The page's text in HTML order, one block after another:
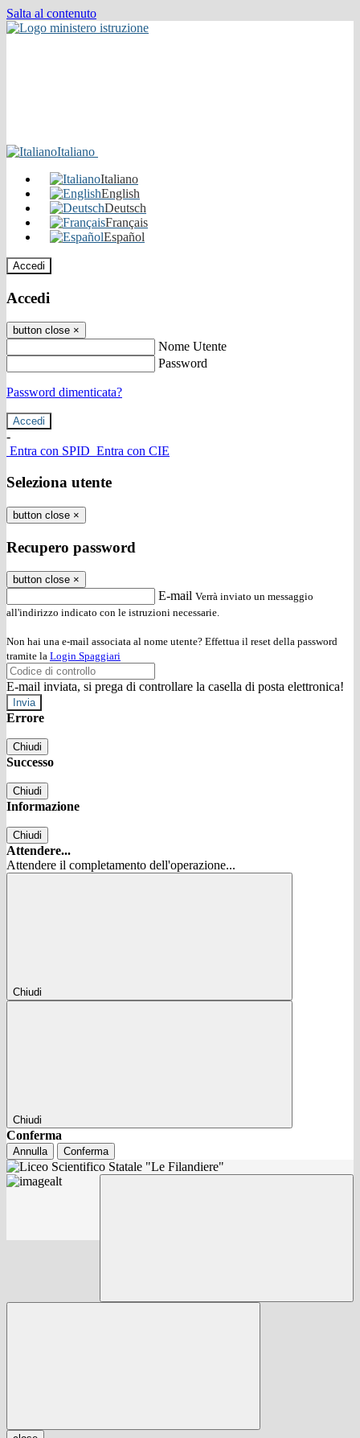
Salta al contenuto
Italiano
Italiano
English
Deutsch
Français
Español
Accedi
Accedi
button close ×
Nome Utente
Password
Password dimenticata?
-
Entra con SPID Entra con CIE
Seleziona utente
button close ×
Recupero password
button close ×
E-mail Verrà inviato un messaggio
all'indirizzo indicato con le istruzioni necessarie.
Non hai una e-mail associata al nome utente? Effettua il reset della password
tramite la Login Spaggiari
E-mail inviata, si prega di controllare la casella di posta elettronica!
Errore
Chiudi
Successo
Chiudi
Informazione
Chiudi
Attendere...
Attendere il completamento dell'operazione...
Chiudi
Chiudi
Conferma
Annulla Conferma